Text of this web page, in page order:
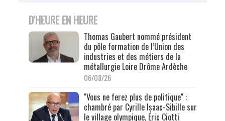
D'HEURE EN HEURE
Thomas Gaubert nommé président
du pôle formation de l’Union des
industries et des métiers de la
métallurgie Loire Drôme Ardèche
06/08/26
"Vous ne ferez plus de politique" :
chambré par Cyrille Isaac-Sibille sur
le village olympique, Éric Ciotti